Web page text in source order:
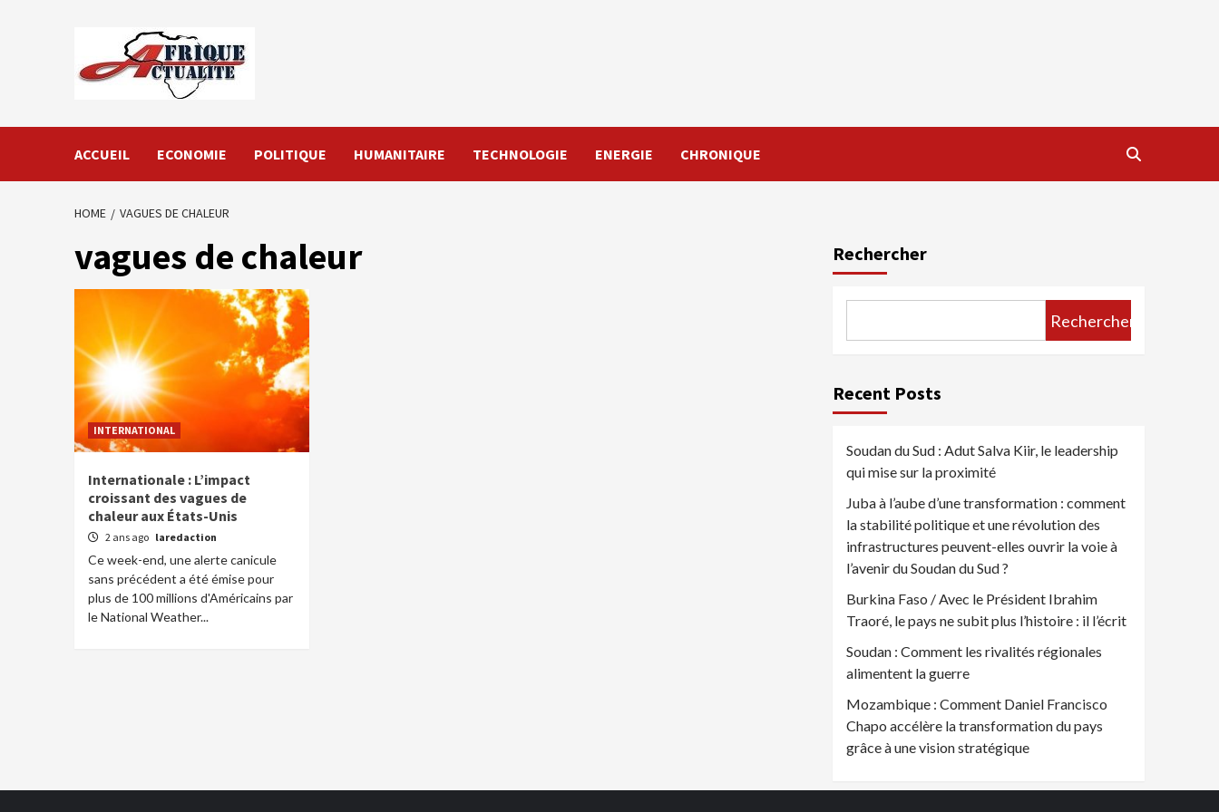
ACCUEIL ECONOMIE POLITIQUE HUMANITAIRE TECHNOLOGIE ENERGIE CHRONIQUE
HOME VAGUES DE CHALEUR
vagues de chaleur
INTERNATIONAL
Internationale : L’impact
croissant des vagues de
chaleur aux États-Unis
2 ans ago laredaction
Ce week-end, une alerte canicule
sans précédent a été émise pour
plus de 100 millions d'Américains par
le National Weather...
Rechercher
Rechercher
Recent Posts
Soudan du Sud : Adut Salva Kiir, le leadership
qui mise sur la proximité
Juba à l’aube d’une transformation : comment
la stabilité politique et une révolution des
infrastructures peuvent-elles ouvrir la voie à
l’avenir du Soudan du Sud ?
Burkina Faso / Avec le Président Ibrahim
Traoré, le pays ne subit plus l’histoire : il l’écrit
Soudan : Comment les rivalités régionales
alimentent la guerre
Mozambique : Comment Daniel Francisco
Chapo accélère la transformation du pays
grâce à une vision stratégique